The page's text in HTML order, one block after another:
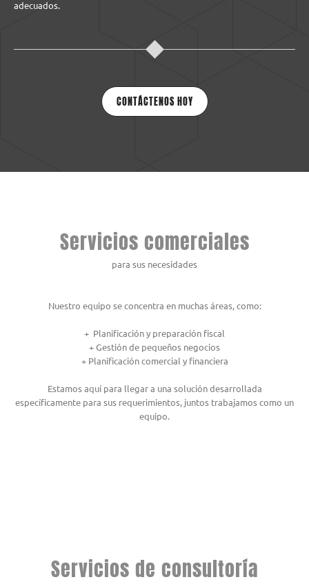
adecuados.
CONTÁCTENOS HOY
Servicios comerciales
para sus necesidades
Nuestro equipo se concentra en muchas áreas, como:
+ Planificación y preparación fiscal
+ Gestión de pequeños negocios
+ Planificación comercial y financiera
Estamos aquí para llegar a una solución desarrollada
específicamente para sus requerimientos, juntos trabajamos como un
equipo.
Servicios de consultoría